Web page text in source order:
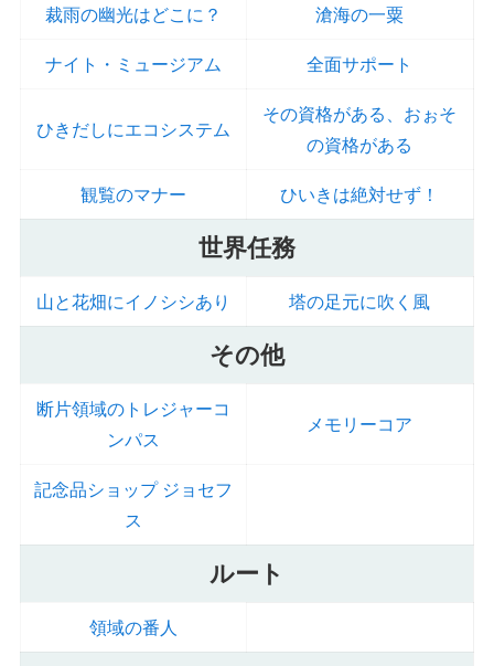
裁雨の幽光はどこに？ 滄海の一粟
ナイト・ミュージアム 全面サポート
ひきだしにエコシステム
その資格がある、おぉそ
の資格がある
観覧のマナー ひいきは絶対せず！
世界任務
山と花畑にイノシシあり 塔の足元に吹く風
その他
断片領域のトレジャーコ
ンパス
メモリーコア
記念品ショップ ジョセフ
ス
ルート
領域の番人